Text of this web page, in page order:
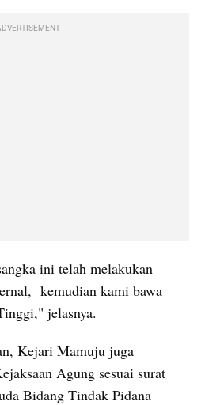
ini telah melakukan
kemudian kami bawa
jelasnya.
Kejari Mamuju juga
Agung sesuai surat
Bidang Tindak Pidana